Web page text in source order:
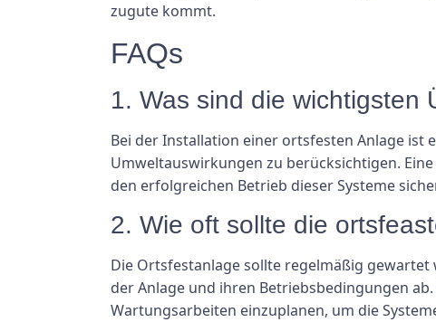
zugute kommt.
FAQs
1. Was sind die wichtigsten
Bei der Installation einer ortsfesten Anlage
Umweltauswirkungen zu berücksichtigen.
den erfolgreichen Betrieb dieser Systeme
2. Wie oft sollte die
Die Ortsfestanlage sollte regelmäßig
der Anlage und ihren Betriebsbedingungen
Wartungsarbeiten einzuplanen, um die